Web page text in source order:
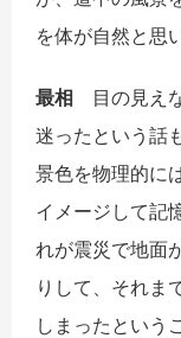
を体が自然と思
最相 目の見え
迷ったという話
景色を物理的に
イメージして記
れが震災で地面
りして、それま
しまったという